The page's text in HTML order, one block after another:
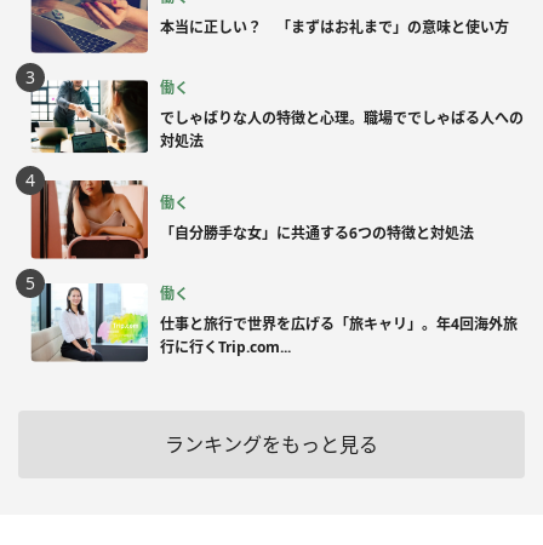
本当に正しい？ 「まずはお礼まで」の意味と使い方
働く
でしゃばりな人の特徴と心理。職場ででしゃばる人への
対処法
働く
「自分勝手な女」に共通する6つの特徴と対処法
働く
仕事と旅行で世界を広げる「旅キャリ」。年4回海外旅
行に行くTrip.com...
ランキングをもっと見る